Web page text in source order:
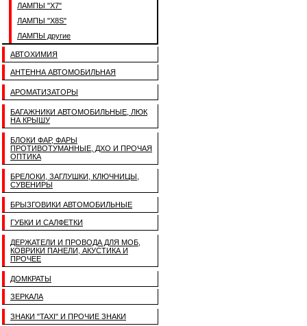
ЛАМПЫ "X7"
ЛАМПЫ "X8S"
ЛАМПЫ другие
АВТОХИМИЯ
АНТЕННА АВТОМОБИЛЬНАЯ
АРОМАТИЗАТОРЫ
БАГАЖНИКИ АВТОМОБИЛЬНЫЕ, ЛЮК
НА КРЫШУ
БЛОКИ ФАР, ФАРЫ
ПРОТИВОТУМАННЫЕ, ДХО И ПРОЧАЯ
ОПТИКА
БРЕЛОКИ, ЗАГЛУШКИ, КЛЮЧНИЦЫ,
СУВЕНИРЫ
БРЫЗГОВИКИ АВТОМОБИЛЬНЫЕ
ГУБКИ И САЛФЕТКИ
ДЕРЖАТЕЛИ И ПРОВОДА ДЛЯ МОБ,
КОВРИКИ ПАНЕЛИ, АКУСТИКА И
ПРОЧЕЕ
ДОМКРАТЫ
ЗЕРКАЛА
ЗНАКИ "TAXI" И ПРОЧИЕ ЗНАКИ